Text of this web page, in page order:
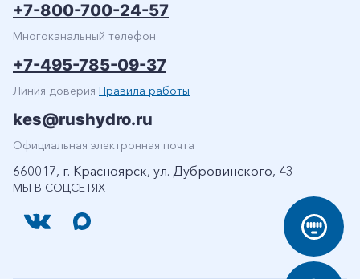
МЫ В СОЦСЕТЯХ
+7-800-700-24-57
Многоканальный телефон
+7-495-785-09-37
Линия доверия Правила работы
kes@rushydro.ru
Официальная электронная почта
660017, г. Красноярск, ул. Дубровинского, 43